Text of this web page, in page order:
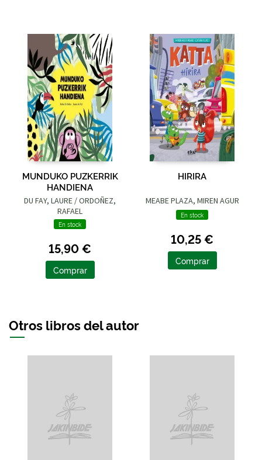
MUNDUKO PUZKERRIK
HANDIENA
DU FAY, LAURE / ORDOÑEZ,
RAFAEL
En stock
15,90 €
Comprar
HIRIRA
MEABE PLAZA, MIREN AGUR
En stock
10,25 €
Comprar
Otros libros del autor